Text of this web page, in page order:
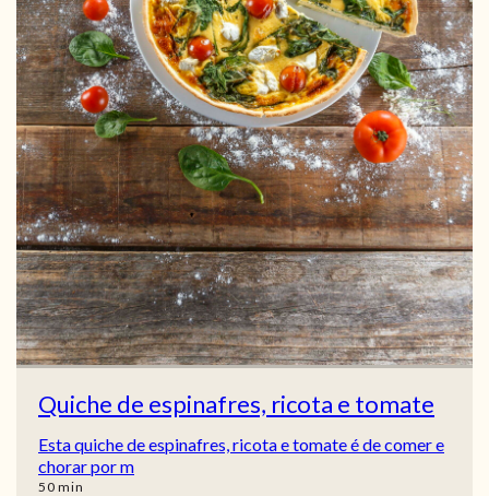
Quiche de espinafres, ricota e tomate
Esta quiche de espinafres, ricota e tomate é de comer e
chorar por m
50min
min